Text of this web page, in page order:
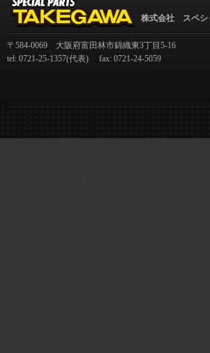
株式会社 スペシ
〒584-0069 大阪府富田林市錦織東3丁目5-16
tel: 0721-25-1357(代表) fax: 0721-24-5059